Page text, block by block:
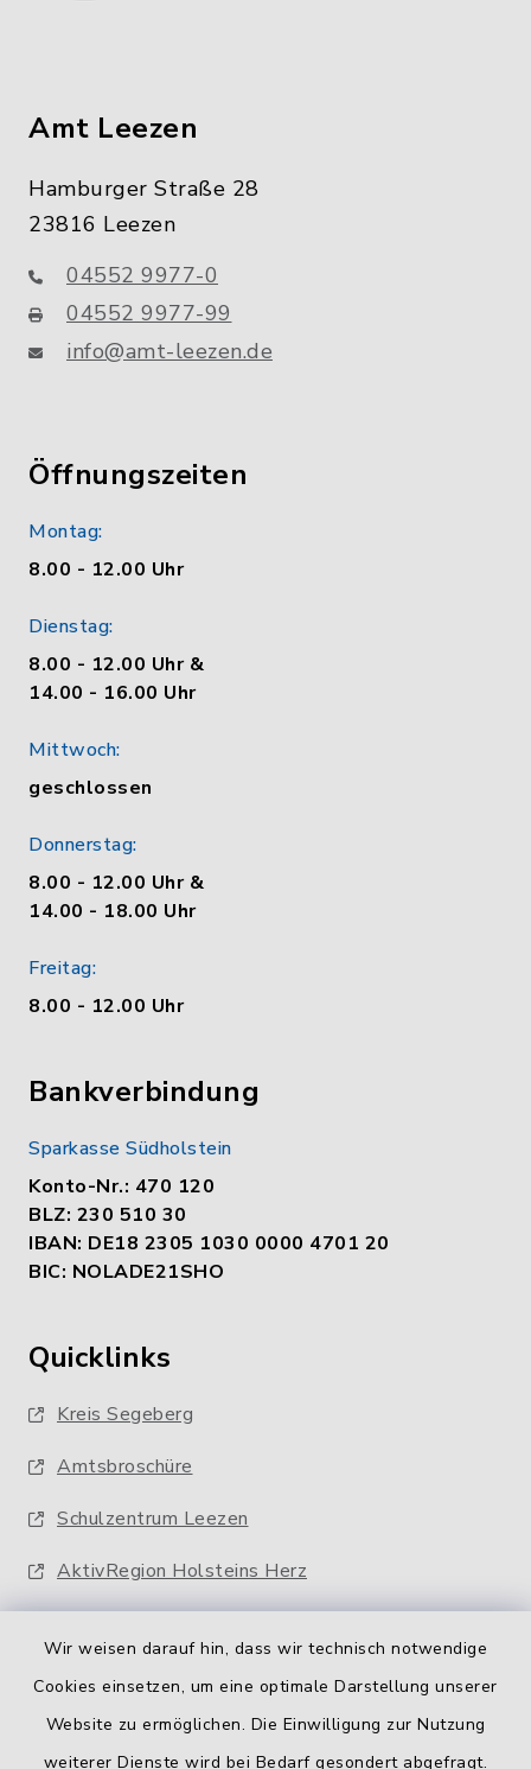
Wir weisen darauf hin, dass wir technisch notwendige
Cookies einsetzen, um eine optimale Darstellung unserer
Website zu ermöglichen. Die Einwilligung zur Nutzung
weiterer Dienste wird bei Bedarf gesondert abgefragt.
Amt Leezen
Hamburger Straße 28
23816 Leezen
04552 9977-0
04552 9977-99
info@amt-leezen.de
Öffnungszeiten
Montag:
8.00 - 12.00 Uhr
Dienstag:
8.00 - 12.00 Uhr &
14.00 - 16.00 Uhr
Mittwoch:
geschlossen
Donnerstag:
8.00 - 12.00 Uhr &
14.00 - 18.00 Uhr
Freitag:
8.00 - 12.00 Uhr
Bankverbindung
Sparkasse Südholstein
Konto-Nr.: 470 120
BLZ: 230 510 30
IBAN: DE18 2305 1030 0000 4701 20
BIC: NOLADE21SHO
Quicklinks
Kreis Segeberg
Amtsbroschüre
Schulzentrum Leezen
AktivRegion Holsteins Herz